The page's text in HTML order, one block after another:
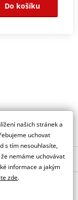
Do košíku
našich stránek a
uchovat
s tím nesouhlasíte,
nemáme uchovávat
informace a jakým
zde.